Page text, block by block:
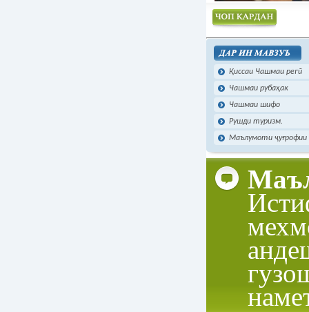
Чоп намудан
Қиссаи Чашмаи регӣ
Чашмаи рубаҳак
Чашмаи шифо
Рушди туризм.
Маълумоти